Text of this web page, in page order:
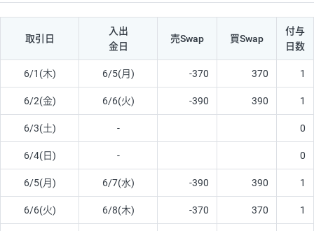
取引日
入出
金日
売Swap 買Swap
付与
日数
6/1(木) 6/5(月) -370 370 1
6/2(金) 6/6(火) -390 390 1
6/3(土) - 0
6/4(日) - 0
6/5(月) 6/7(水) -390 390 1
6/6(火) 6/8(木) -370 370 1